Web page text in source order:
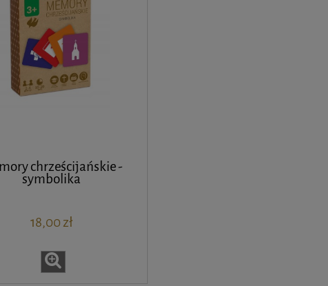
chrześcijańskie -
symbolika
18,00 zł